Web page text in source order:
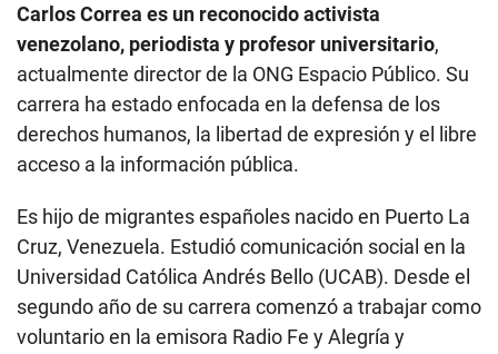
Carlos Correa es un reconocido activista
venezolano, periodista y profesor universitario,
actualmente director de la ONG Espacio Público. Su
carrera ha estado enfocada en la defensa de los
derechos humanos, la libertad de expresión y el libre
acceso a la información pública.
Es hijo de migrantes españoles nacido en Puerto La
Cruz, Venezuela. Estudió comunicación social en la
Universidad Católica Andrés Bello (UCAB). Desde el
segundo año de su carrera comenzó a trabajar como
voluntario en la emisora Radio Fe y Alegría y